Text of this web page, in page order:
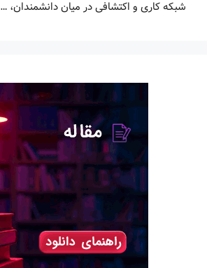
شبکه کاری و اکتشافی در میان دانشمندان، …